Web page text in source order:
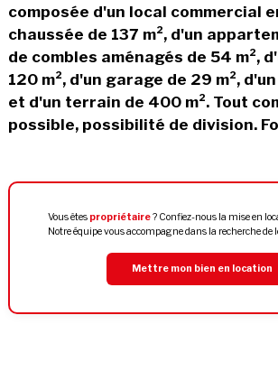
composée d'un local commercial
chaussée de 137 m², d'un
de combles aménagés de 54 m²,
120 m², d'un garage de 29 m²,
et d'un terrain de 400 m². Tout
possible, possibilité de division.
Vous êtes propriétaire? Confiez-nous la mise en
Notre équipe vous accompagne dans la recherche de
Mettre mon bien en location